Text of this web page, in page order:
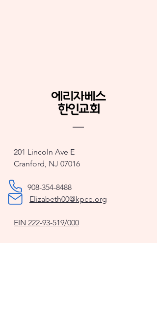
201 Lincoln Ave E
Cranford, NJ 07016
908-354-8488
Elizabeth00@kpce.org
EIN 222-93-519/000